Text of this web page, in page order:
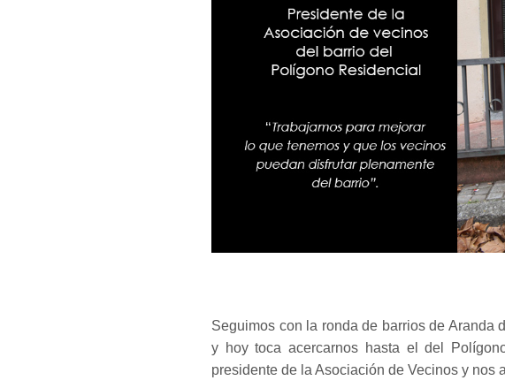
Seguimos con la ronda de barrios de Aranda
y hoy toca acercarnos hasta el del
presidente de la Asociación de Vecinos y nos